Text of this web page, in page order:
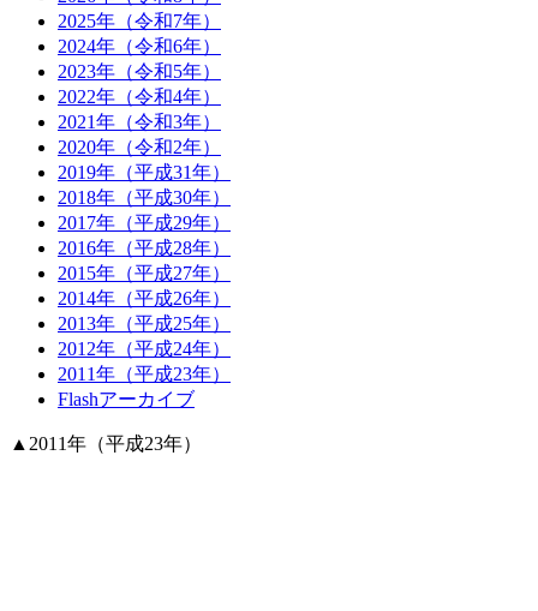
2025年（令和7年）
2024年（令和6年）
2023年（令和5年）
2022年（令和4年）
2021年（令和3年）
2020年（令和2年）
2019年（平成31年）
2018年（平成30年）
2017年（平成29年）
2016年（平成28年）
2015年（平成27年）
2014年（平成26年）
2013年（平成25年）
2012年（平成24年）
2011年（平成23年）
Flashアーカイブ
▲ 2011年（平成23年）